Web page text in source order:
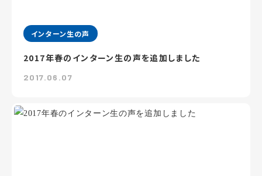
インターン生の声
2017年春のインターン生の声を追加しました
2017.06.07